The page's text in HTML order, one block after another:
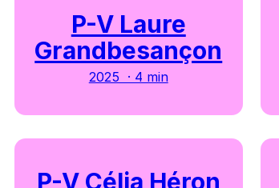
P-V Laure
Grandbesançon
2025 · 4 min
P-V Célia Héron